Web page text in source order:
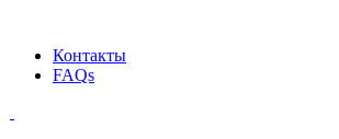
Контакты
FAQs